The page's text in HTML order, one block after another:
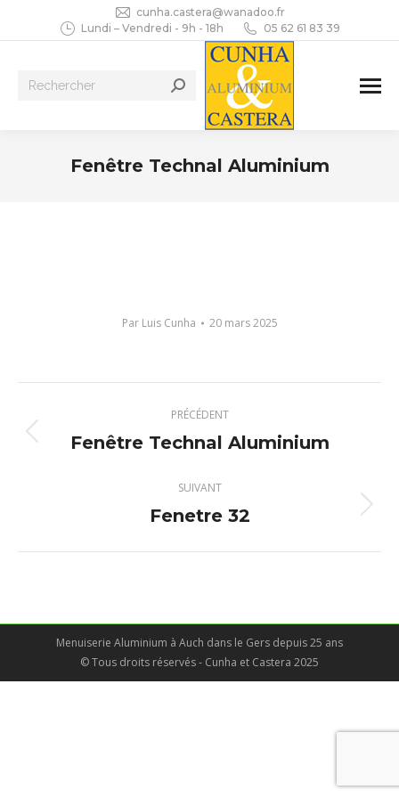
cunha.castera@wanadoo.fr
Lundi – Vendredi - 9h - 18h
05 62 61 83 39
Recherche
Fenêtre Technal Aluminium
Par Luis Cunha 20 mars 2025
album
PRÉCÉDENT
Album
:
Fenêtre Technal Aluminium
SUIVANT
Album
Fenetre 32
Menuiserie Aluminium à Auch dans le Gers depuis 25 ans
© Tous droits réservés - Cunha et Castera 2025